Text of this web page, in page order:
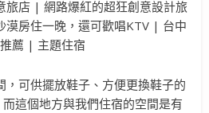
可供擺放鞋子、方便更換鞋子的
這個地方與我們住宿的空間是有